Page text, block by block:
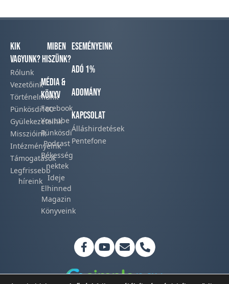
Kik
vagyunk?
Rólunk
Vezetőink
Történelmünk​
Pünkösdi100
Gyülekezeteink​
Misszióink​
Intézményeink
Támogatások
Legfrissebb
híreink​
Miben
hiszünk?
Média &
Könyv
Facebook​
Youtube
Pünkösdi
Podcast​
Békesség
nektek
Ideje
Elhinned
Magazin
Könyveink
Eseményeink
Adó 1%
Adomány
Kapcsolat
Álláshirdetések
Pentefone